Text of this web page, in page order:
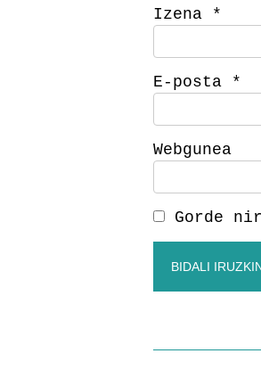
Izena *
E-posta *
Webgunea
Gorde